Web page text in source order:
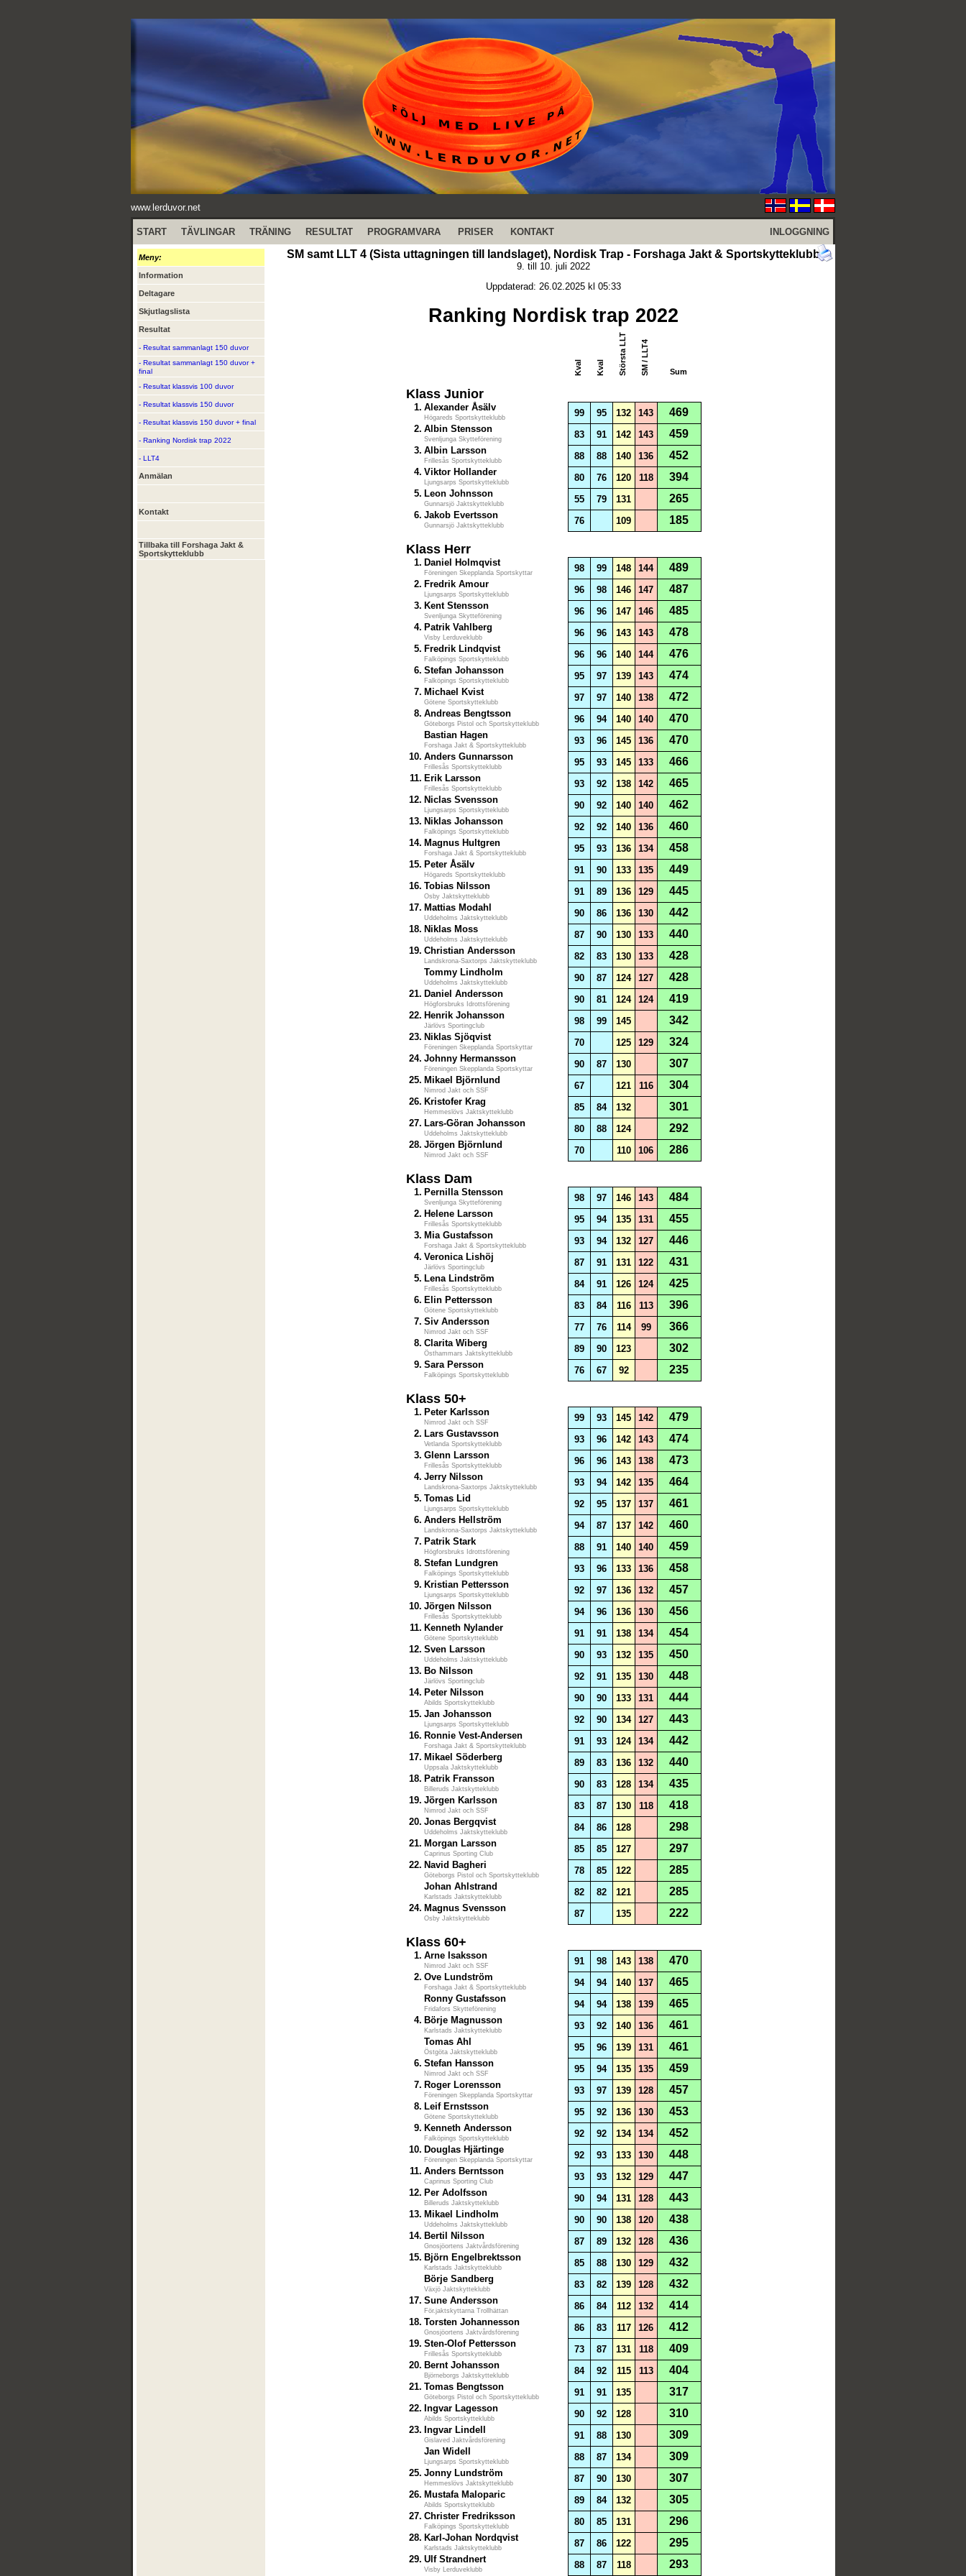
www.lerduvor.net
START TÄVLINGAR TRÄNING RESULTAT PROGRAMVARA PRISER KONTAKT INLOGGNING
Meny:
Information
Deltagare
Skjutlagslista
Resultat
- Resultat sammanlagt 150 duvor
- Resultat sammanlagt 150 duvor +
final
- Resultat klassvis 100 duvor
- Resultat klassvis 150 duvor
- Resultat klassvis 150 duvor + final
- Ranking Nordisk trap 2022
- LLT4
Anmälan
Kontakt
Tillbaka till Forshaga Jakt &
Sportskytteklubb
SM samt LLT 4 (Sista uttagningen till landslaget), Nordisk Trap - Forshaga Jakt & Sportskytteklubb
9. till 10. juli 2022
Uppdaterad: 26.02.2025 kl 05:33
Ranking Nordisk trap 2022
Kval Kval Största LLT SM / LLT4 Sum
Klass Junior
1. Alexander Åsälv
Högareds Sportskytteklubb 99 95 132 143 469
2. Albin Stensson
Svenljunga Skytteförening 83 91 142 143 459
3. Albin Larsson
Frillesås Sportskytteklubb 88 88 140 136 452
4. Viktor Hollander
Ljungsarps Sportskytteklubb 80 76 120 118 394
5. Leon Johnsson
Gunnarsjö Jaktskytteklubb 55 79 131 265
6. Jakob Evertsson
Gunnarsjö Jaktskytteklubb 76 109 185
Klass Herr
1. Daniel Holmqvist
Föreningen Skepplanda Sportskyttar 98 99 148 144 489
2. Fredrik Amour
Ljungsarps Sportskytteklubb 96 98 146 147 487
3. Kent Stensson
Svenljunga Skytteförening 96 96 147 146 485
4. Patrik Vahlberg
Visby Lerduveklubb 96 96 143 143 478
5. Fredrik Lindqvist
Falköpings Sportskytteklubb 96 96 140 144 476
6. Stefan Johansson
Falköpings Sportskytteklubb 95 97 139 143 474
7. Michael Kvist
Götene Sportskytteklubb 97 97 140 138 472
8. Andreas Bengtsson
Göteborgs Pistol och Sportskytteklubb 96 94 140 140 470
Bastian Hagen
Forshaga Jakt & Sportskytteklubb 93 96 145 136 470
10. Anders Gunnarsson
Frillesås Sportskytteklubb 95 93 145 133 466
11. Erik Larsson
Frillesås Sportskytteklubb 93 92 138 142 465
12. Niclas Svensson
Ljungsarps Sportskytteklubb 90 92 140 140 462
13. Niklas Johansson
Falköpings Sportskytteklubb 92 92 140 136 460
14. Magnus Hultgren
Forshaga Jakt & Sportskytteklubb 95 93 136 134 458
15. Peter Åsälv
Högareds Sportskytteklubb 91 90 133 135 449
16. Tobias Nilsson
Osby Jaktskytteklubb 91 89 136 129 445
17. Mattias Modahl
Uddeholms Jaktskytteklubb 90 86 136 130 442
18. Niklas Moss
Uddeholms Jaktskytteklubb 87 90 130 133 440
19. Christian Andersson
Landskrona-Saxtorps Jaktskytteklubb 82 83 130 133 428
Tommy Lindholm
Uddeholms Jaktskytteklubb 90 87 124 127 428
21. Daniel Andersson
Högforsbruks Idrottsförening 90 81 124 124 419
22. Henrik Johansson
Järlövs Sportingclub 98 99 145 342
23. Niklas Sjöqvist
Föreningen Skepplanda Sportskyttar 70 125 129 324
24. Johnny Hermansson
Föreningen Skepplanda Sportskyttar 90 87 130 307
25. Mikael Björnlund
Nimrod Jakt och SSF 67 121 116 304
26. Kristofer Krag
Hemmeslövs Jaktskytteklubb 85 84 132 301
27. Lars-Göran Johansson
Uddeholms Jaktskytteklubb 80 88 124 292
28. Jörgen Björnlund
Nimrod Jakt och SSF 70 110 106 286
Klass Dam
1. Pernilla Stensson
Svenljunga Skytteförening 98 97 146 143 484
2. Helene Larsson
Frillesås Sportskytteklubb 95 94 135 131 455
3. Mia Gustafsson
Forshaga Jakt & Sportskytteklubb 93 94 132 127 446
4. Veronica Lishöj
Järlövs Sportingclub 87 91 131 122 431
5. Lena Lindström
Frillesås Sportskytteklubb 84 91 126 124 425
6. Elin Pettersson
Götene Sportskytteklubb 83 84 116 113 396
7. Siv Andersson
Nimrod Jakt och SSF 77 76 114 99 366
8. Clarita Wiberg
Östhammars Jaktskytteklubb 89 90 123 302
9. Sara Persson
Falköpings Sportskytteklubb 76 67 92 235
Klass 50+
1. Peter Karlsson
Nimrod Jakt och SSF 99 93 145 142 479
2. Lars Gustavsson
Vetlanda Sportskytteklubb 93 96 142 143 474
3. Glenn Larsson
Frillesås Sportskytteklubb 96 96 143 138 473
4. Jerry Nilsson
Landskrona-Saxtorps Jaktskytteklubb 93 94 142 135 464
5. Tomas Lid
Ljungsarps Sportskytteklubb 92 95 137 137 461
6. Anders Hellström
Landskrona-Saxtorps Jaktskytteklubb 94 87 137 142 460
7. Patrik Stark
Högforsbruks Idrottsförening 88 91 140 140 459
8. Stefan Lundgren
Falköpings Sportskytteklubb 93 96 133 136 458
9. Kristian Pettersson
Ljungsarps Sportskytteklubb 92 97 136 132 457
10. Jörgen Nilsson
Frillesås Sportskytteklubb 94 96 136 130 456
11. Kenneth Nylander
Götene Sportskytteklubb 91 91 138 134 454
12. Sven Larsson
Uddeholms Jaktskytteklubb 90 93 132 135 450
13. Bo Nilsson
Järlövs Sportingclub 92 91 135 130 448
14. Peter Nilsson
Abilds Sportskytteklubb 90 90 133 131 444
15. Jan Johansson
Ljungsarps Sportskytteklubb 92 90 134 127 443
16. Ronnie Vest-Andersen
Forshaga Jakt & Sportskytteklubb 91 93 124 134 442
17. Mikael Söderberg
Uppsala Jaktskytteklubb 89 83 136 132 440
18. Patrik Fransson
Billeruds Jaktskytteklubb 90 83 128 134 435
19. Jörgen Karlsson
Nimrod Jakt och SSF 83 87 130 118 418
20. Jonas Bergqvist
Uddeholms Jaktskytteklubb 84 86 128 298
21. Morgan Larsson
Caprinus Sporting Club 85 85 127 297
22. Navid Bagheri
Göteborgs Pistol och Sportskytteklubb 78 85 122 285
Johan Ahlstrand
Karlstads Jaktskytteklubb 82 82 121 285
24. Magnus Svensson
Osby Jaktskytteklubb 87 135 222
Klass 60+
1. Arne Isaksson
Nimrod Jakt och SSF 91 98 143 138 470
2. Ove Lundström
Forshaga Jakt & Sportskytteklubb 94 94 140 137 465
Ronny Gustafsson
Fridafors Skytteförening 94 94 138 139 465
4. Börje Magnusson
Karlstads Jaktskytteklubb 93 92 140 136 461
Tomas Ahl
Östgöta Jaktskytteklubb 95 96 139 131 461
6. Stefan Hansson
Nimrod Jakt och SSF 95 94 135 135 459
7. Roger Lorensson
Föreningen Skepplanda Sportskyttar 93 97 139 128 457
8. Leif Ernstsson
Götene Sportskytteklubb 95 92 136 130 453
9. Kenneth Andersson
Falköpings Sportskytteklubb 92 92 134 134 452
10. Douglas Hjärtinge
Föreningen Skepplanda Sportskyttar 92 93 133 130 448
11. Anders Berntsson
Caprinus Sporting Club 93 93 132 129 447
12. Per Adolfsson
Billeruds Jaktskytteklubb 90 94 131 128 443
13. Mikael Lindholm
Uddeholms Jaktskytteklubb 90 90 138 120 438
14. Bertil Nilsson
Gnosjöortens Jaktvårdsförening 87 89 132 128 436
15. Björn Engelbrektsson
Karlstads Jaktskytteklubb 85 88 130 129 432
Börje Sandberg
Växjö Jaktskytteklubb 83 82 139 128 432
17. Sune Andersson
För.jaktskyttarna Trollhättan 86 84 112 132 414
18. Torsten Johannesson
Gnosjöortens Jaktvårdsförening 86 83 117 126 412
19. Sten-Olof Pettersson
Frillesås Sportskytteklubb 73 87 131 118 409
20. Bernt Johansson
Björneborgs Jaktskytteklubb 84 92 115 113 404
21. Tomas Bengtsson
Göteborgs Pistol och Sportskytteklubb 91 91 135 317
22. Ingvar Lagesson
Abilds Sportskytteklubb 90 92 128 310
23. Ingvar Lindell
Gislaved Jaktvårdsförening 91 88 130 309
Jan Widell
Ljungsarps Sportskytteklubb 88 87 134 309
25. Jonny Lundström
Hemmeslövs Jaktskytteklubb 87 90 130 307
26. Mustafa Maloparic
Abilds Sportskytteklubb 89 84 132 305
27. Christer Fredriksson
Falköpings Sportskytteklubb 80 85 131 296
28. Karl-Johan Nordqvist
Karlstads Jaktskytteklubb 87 86 122 295
29. Ulf Strandnert
Visby Lerduveklubb 88 87 118 293